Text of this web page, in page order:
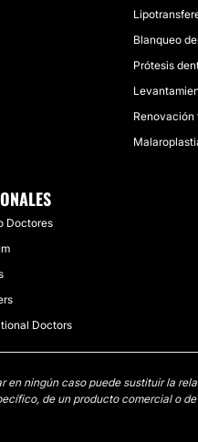
Blanqueo
Prótesis
Doctores
Doctors
en ningún caso puede sustituir la
de un producto comercial o